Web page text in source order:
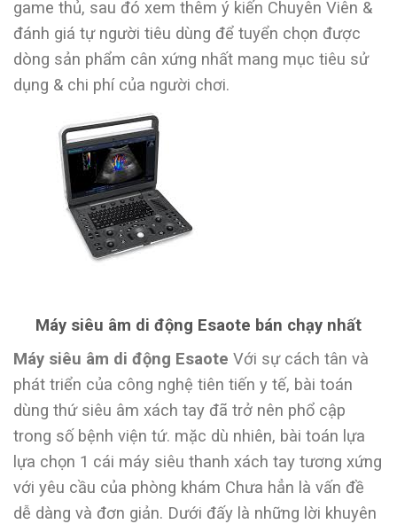
game thủ, sau đó xem thêm ý kiến Chuyên Viên &
đánh giá tự người tiêu dùng để tuyển chọn được
dòng sản phẩm cân xứng nhất mang mục tiêu sử
dụng & chi phí của người chơi.
Máy siêu âm di động Esaote bán chạy nhất
Máy siêu âm di động Esaote Với sự cách tân và
phát triển của công nghệ tiên tiến y tế, bài toán
dùng thứ siêu âm xách tay đã trở nên phổ cập
trong số bệnh viện tứ. mặc dù nhiên, bài toán lựa
lựa chọn 1 cái máy siêu thanh xách tay tương xứng
với yêu cầu của phòng khám Chưa hẳn là vấn đề
dễ dàng và đơn giản. Dưới đấy là những lời khuyên